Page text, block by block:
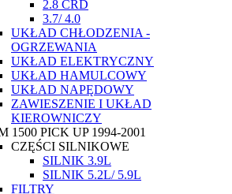
2.8 CRD
3.7/ 4.0
UKŁAD CHŁODZENIA -
OGRZEWANIA
UKŁAD ELEKTRYCZNY
UKŁAD HAMULCOWY
UKŁAD NAPĘDOWY
ZAWIESZENIE I UKŁAD
KIEROWNICZY
1500 PICK UP 1994-2001
CZĘŚCI SILNIKOWE
SILNIK 3.9L
SILNIK 5.2L/ 5.9L
FILTRY